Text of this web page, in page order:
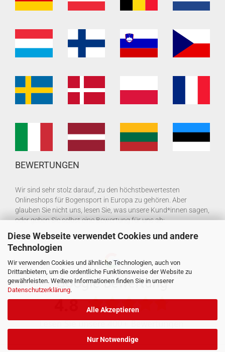
Diese Webseite verwendet Cookies und andere
Technologien
Wir verwenden Cookies und ähnliche Technologien, auch von
Drittanbietern, um die ordentliche Funktionsweise der Website zu
gewährleisten. Weitere Informationen finden Sie in unserer
Datenschutzerklärung.
Alle Akzeptieren
Nur Notwendige
BEWERTUNGEN
Wir sind sehr stolz darauf, zu den höchstbewertesten
Onlineshops für Bogensport in Europa zu gehören. Aber
glauben Sie nicht uns, lesen Sie, was unsere Kund*innen sagen,
oder geben Sie selbst eine Bewertung für uns ab: